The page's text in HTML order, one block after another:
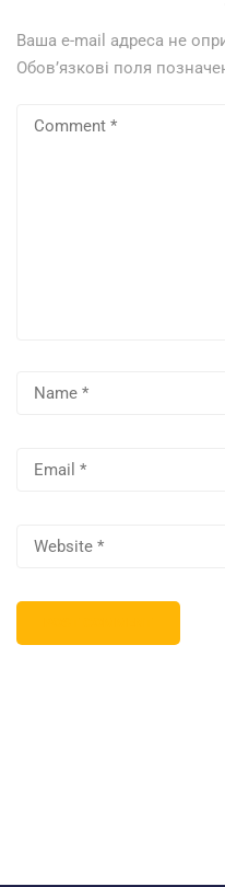
Ваша e-mail адреса не
Обов’язкові поля